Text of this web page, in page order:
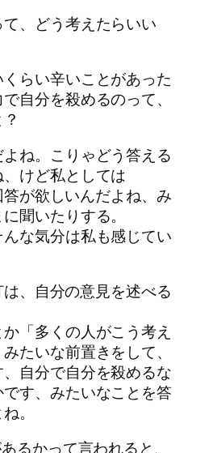
、どう考えたらいい
らい辛いことがあった
自分を殺めるのって、
ね。こりゃどう答える
けど私としては
が欲しいんだよね、み
聞いたりする。
な気分は私も感じてい
、自分の意見を述べる
か「多くの人がこう考え
たいな前置きをして、
自分で自分を殺めるな
す、みたいなことを答
。
るかって言われると、